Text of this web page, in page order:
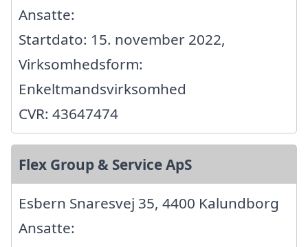
Ansatte:
Startdato: 15. november 2022,
Virksomhedsform:
Enkeltmandsvirksomhed
CVR: 43647474
Flex Group & Service ApS
Esbern Snaresvej 35, 4400 Kalundborg
Ansatte: